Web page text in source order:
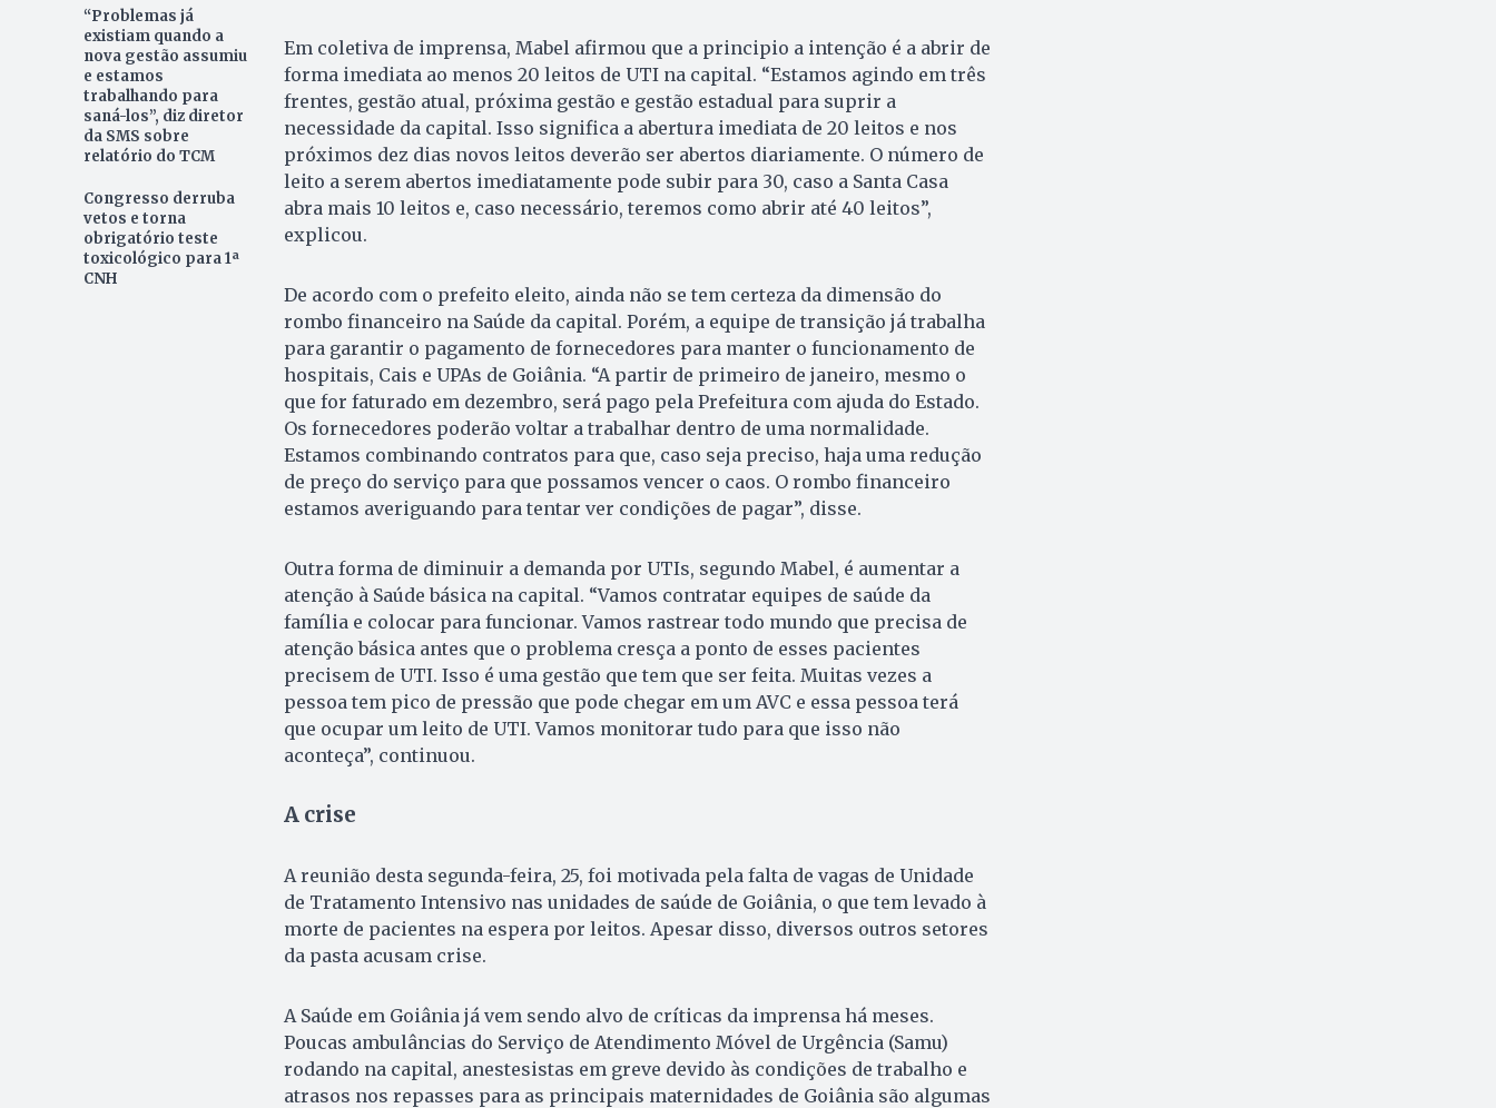
“Problemas já
existiam quando a
nova gestão assumiu
e estamos
trabalhando para
saná-los”, diz diretor
da SMS sobre
relatório do TCM
Congresso derruba
vetos e torna
obrigatório teste
toxicológico para 1ª
CNH
Em coletiva de imprensa, Mabel afirmou que a principio a intenção é a abrir de
forma imediata ao menos 20 leitos de UTI na capital. “Estamos agindo em três
frentes, gestão atual, próxima gestão e gestão estadual para suprir a
necessidade da capital. Isso significa a abertura imediata de 20 leitos e nos
próximos dez dias novos leitos deverão ser abertos diariamente. O número de
leito a serem abertos imediatamente pode subir para 30, caso a Santa Casa
abra mais 10 leitos e, caso necessário, teremos como abrir até 40 leitos”,
explicou.
De acordo com o prefeito eleito, ainda não se tem certeza da dimensão do
rombo financeiro na Saúde da capital. Porém, a equipe de transição já trabalha
para garantir o pagamento de fornecedores para manter o funcionamento de
hospitais, Cais e UPAs de Goiânia. “A partir de primeiro de janeiro, mesmo o
que for faturado em dezembro, será pago pela Prefeitura com ajuda do Estado.
Os fornecedores poderão voltar a trabalhar dentro de uma normalidade.
Estamos combinando contratos para que, caso seja preciso, haja uma redução
de preço do serviço para que possamos vencer o caos. O rombo financeiro
estamos averiguando para tentar ver condições de pagar”, disse.
Outra forma de diminuir a demanda por UTIs, segundo Mabel, é aumentar a
atenção à Saúde básica na capital. “Vamos contratar equipes de saúde da
família e colocar para funcionar. Vamos rastrear todo mundo que precisa de
atenção básica antes que o problema cresça a ponto de esses pacientes
precisem de UTI. Isso é uma gestão que tem que ser feita. Muitas vezes a
pessoa tem pico de pressão que pode chegar em um AVC e essa pessoa terá
que ocupar um leito de UTI. Vamos monitorar tudo para que isso não
aconteça”, continuou.
A crise
A reunião desta segunda-feira, 25, foi motivada pela falta de vagas de Unidade
de Tratamento Intensivo nas unidades de saúde de Goiânia, o que tem levado à
morte de pacientes na espera por leitos. Apesar disso, diversos outros setores
da pasta acusam crise.
A Saúde em Goiânia já vem sendo alvo de críticas da imprensa há meses.
Poucas ambulâncias do Serviço de Atendimento Móvel de Urgência (Samu)
rodando na capital, anestesistas em greve devido às condições de trabalho e
atrasos nos repasses para as principais maternidades de Goiânia são algumas